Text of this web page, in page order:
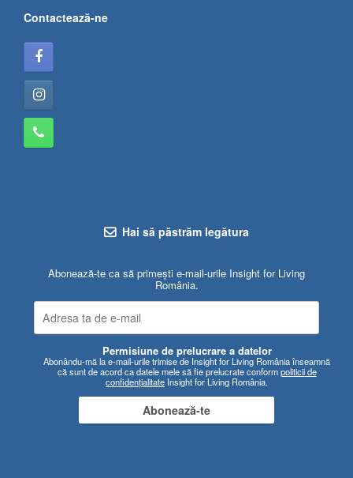
Contactează-ne
Hai să păstrăm legătura
Abonează-te ca să primești e-mail-urile Insight for Living
România.
Permisiune de prelucrare a datelor
Abonându-mă la e-mail-urile trimise de Insight for Living România înseamnă
că sunt de acord ca datele mele să fie prelucrate conformpoliticii de
confidențialitate Insight for Living România.